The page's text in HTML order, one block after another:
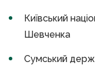
Київський
Шевченка
Сумський